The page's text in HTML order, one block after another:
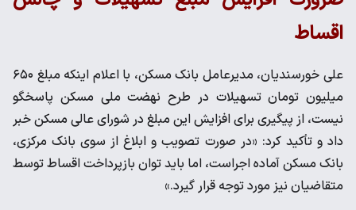
اقساط
علی خورسندیان، مدیرعامل بانک مسکن، با اعلام اینکه مبلغ ۶۵۰
میلیون تومان تسهیلات در طرح نهضت ملی مسکن پاسخگو
نیست، از پیگیری برای افزایش این مبلغ در شورای عالی مسکن خبر
داد و تأکید کرد: «در صورت تصویب و ابلاغ از سوی بانک مرکزی،
بانک مسکن آماده اجراست، اما باید توان بازپرداخت اقساط توسط
متقاضیان نیز مورد توجه قرار گیرد.»